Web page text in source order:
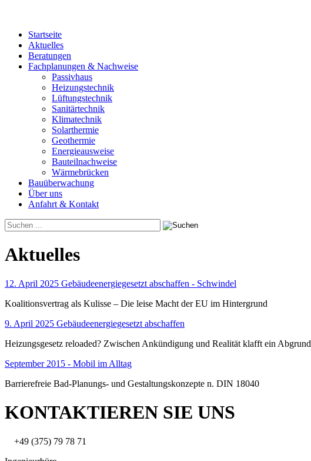
Startseite
Aktuelles
Beratungen
Fachplanungen & Nachweise
Passivhaus
Heizungstechnik
Lüftungstechnik
Sanitärtechnik
Klimatechnik
Solarthermie
Geothermie
Energieausweise
Bauteilnachweise
Wärmebrücken
Bauüberwachung
Über uns
Anfahrt & Kontakt
Aktuelles
12. April 2025 Gebäudeenergiegesetzt abschaffen - Schwindel
Koalitionsvertrag als Kulisse – Die leise Macht der EU im Hintergrund
9. April 2025 Gebäudeenergiegesetzt abschaffen
Heizungsgesetz reloaded? Zwischen Ankündigung und Realität klafft ein Abgrund
September 2015 - Mobil im Alltag
Barrierefreie Bad-Planungs- und Gestaltungskonzepte n. DIN 18040
KONTAKTIEREN SIE UNS
+49 (375) 79 78 71